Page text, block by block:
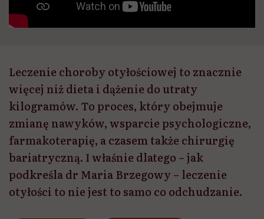
Leczenie choroby otyłościowej to znacznie
więcej niż dieta i dążenie do utraty
kilogramów. To proces, który obejmuje
zmianę nawyków, wsparcie psychologiczne,
farmakoterapię, a czasem także chirurgię
bariatryczną. I właśnie dlatego – jak
podkreśla dr Maria Brzegowy – leczenie
otyłości to nie jest to samo co odchudzanie.